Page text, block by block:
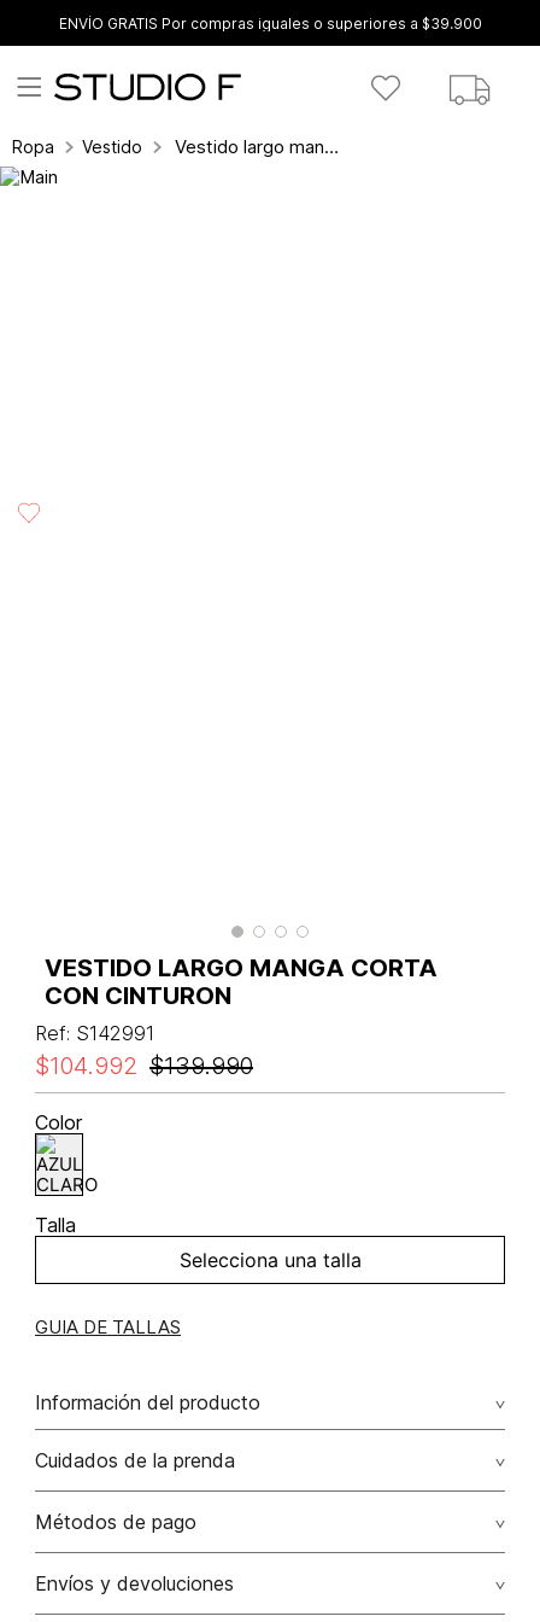
ENVÍO GRATIS Por compras iguales o superiores a $39.900
Ropa Vestidos Vestido largo manga corta con cinturon
VESTIDO LARGO MANGA CORTA
CON CINTURON
Ref: S142991
$139.990
$104.992
Color
Talla
Selecciona una talla
GUIA DE TALLAS
Información del producto
Vestido largo manga corta con cinturon 100.00%
viscosa/viscose
Cuidados de la prenda
Métodos de pago
Tarjetas de crédito: Visa, Dinners, Master Card y American
Envíos y devoluciones